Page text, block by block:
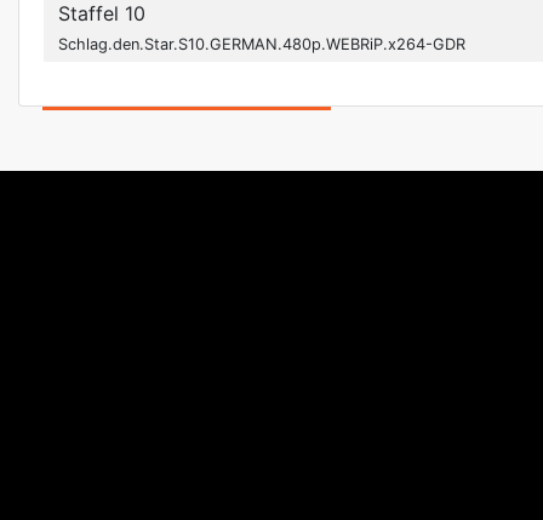
Staffel 10
Schlag.den.Star.S10.GERMAN.480p.WEBRiP.x264-GDR